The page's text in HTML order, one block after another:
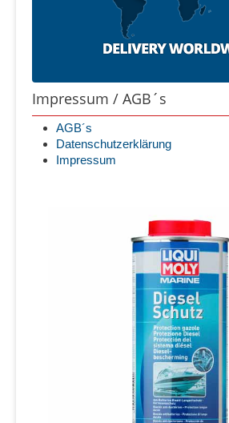
Impressum / AGB´s
AGB´s
Datenschutzerklärung
Impressum